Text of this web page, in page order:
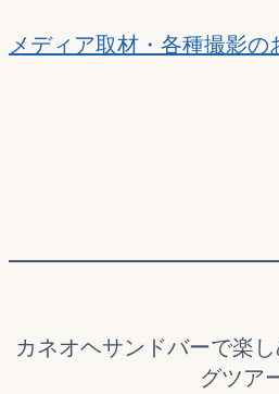
メディア取材・各種撮影の
カネオヘサンドバーで楽
グツア